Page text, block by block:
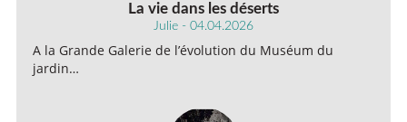
La vie dans les déserts
Julie - 04.04.2026
A la Grande Galerie de l’évolution du Muséum du
jardin…